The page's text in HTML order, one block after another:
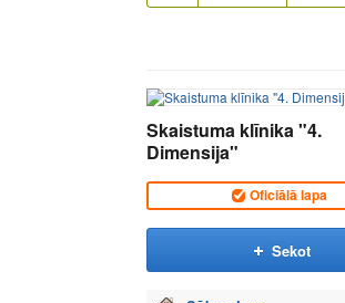
Skaistuma klīnika "4.
Dimensija"
Oficiālā lapa
Sekot